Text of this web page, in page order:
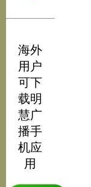
海外
用户
可下
载明
慧广
播手
机应
用